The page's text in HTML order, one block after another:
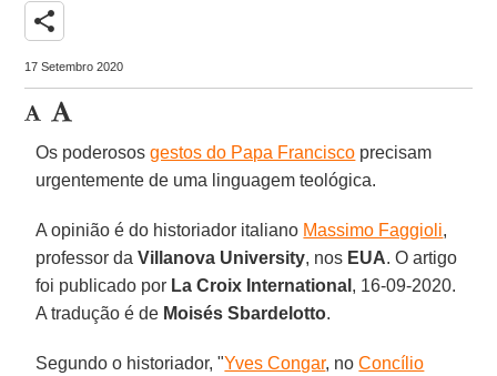
share
17 Setembro 2020
Os poderososgestos do Papa Francisco precisam
urgentemente de uma linguagem teológica.
A opinião é do historiador italiano Massimo Faggioli,
professor daVillanova University, nos EUA. O artigo
foi publicado por La Croix International , 16-09-2020.
A tradução é de Moisés Sbardelotto.
Segundo o historiador, "Yves Congar, noConcílio